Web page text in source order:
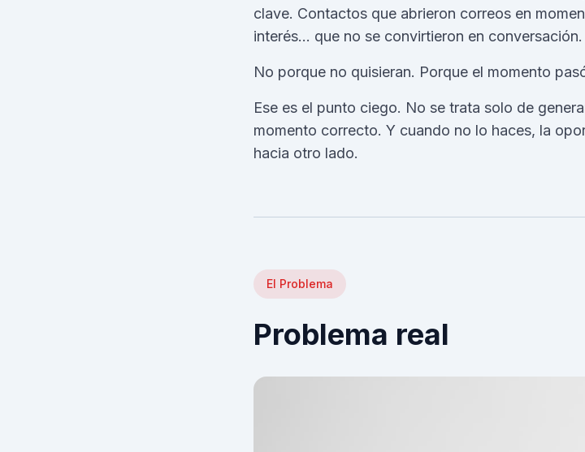
clave. Contactos que abrieron correos en
interés… que no se convirtieron en conversación.
No porque no quisieran. Porque el momento
Ese es el punto ciego. No se trata solo de
momento correcto. Y cuando no lo haces, la
hacia otro lado.
El Problema
Problema real